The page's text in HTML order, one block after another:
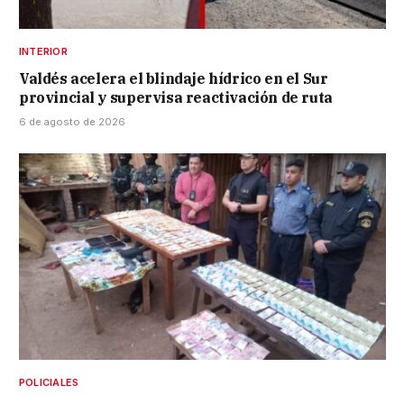
INTERIOR
Valdés acelera el blindaje hídrico en el Sur
provincial y supervisa reactivación de ruta
6 de agosto de 2026
POLICIALES